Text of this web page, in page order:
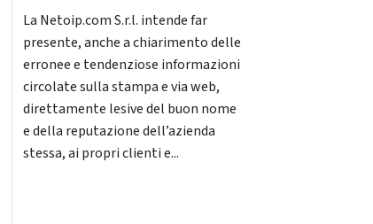
La Netoip.com S.r.l. intende far
presente, anche a chiarimento delle
erronee e tendenziose informazioni
circolate sulla stampa e via web,
direttamente lesive del buon nome
e della reputazione dell’azienda
stessa, ai propri clienti e...